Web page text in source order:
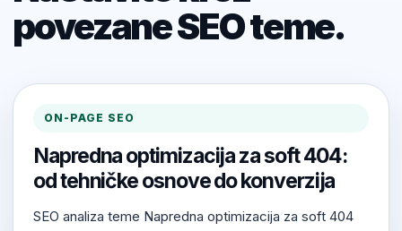
povezane SEO teme.
ON-PAGE SEO
Napredna optimizacija za soft 404:
od tehničke osnove do konverzija
SEO analiza teme Napredna optimizacija za soft 404